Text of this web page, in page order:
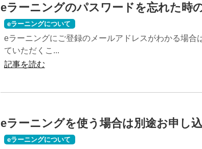
eラーニングのパスワードを忘れた時
eラーニングについて
eラーニングにご登録のメールアドレスがわかる場合
ていただくこ...
記事を読む
eラーニングを使う場合は別途お申し
eラーニングについて